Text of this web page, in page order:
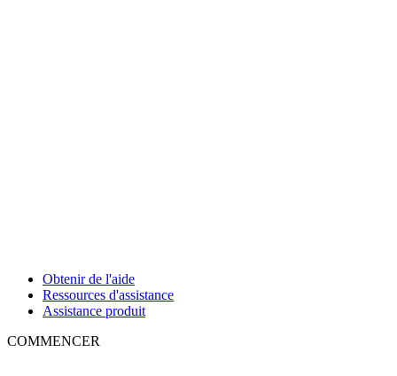
Obtenir de l'aide
Ressources d'assistance
Assistance produit
COMMENCER